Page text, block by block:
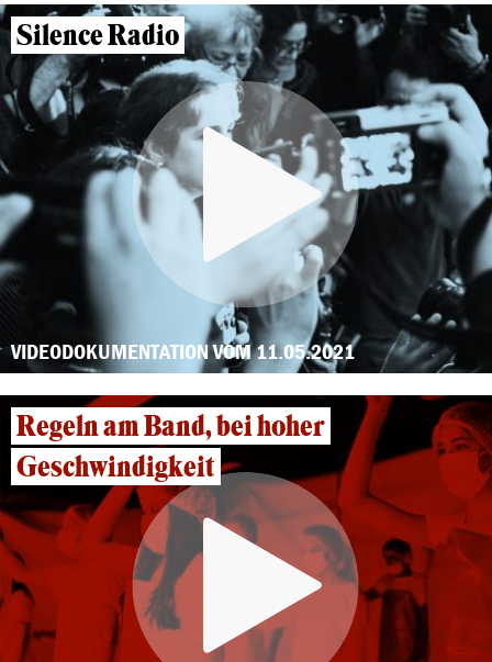
Silence Radio
VIDEODOKUMENTATION VOM 11.05.2021
Regeln am Band, bei hoher
Geschwindigkeit